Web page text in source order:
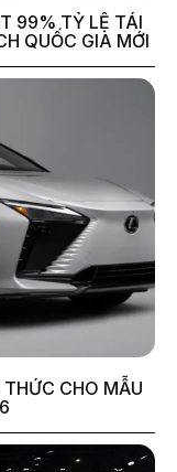
99% TỶ LỆ TÁI
QUỐC GIA MỚI
CHO MẪU